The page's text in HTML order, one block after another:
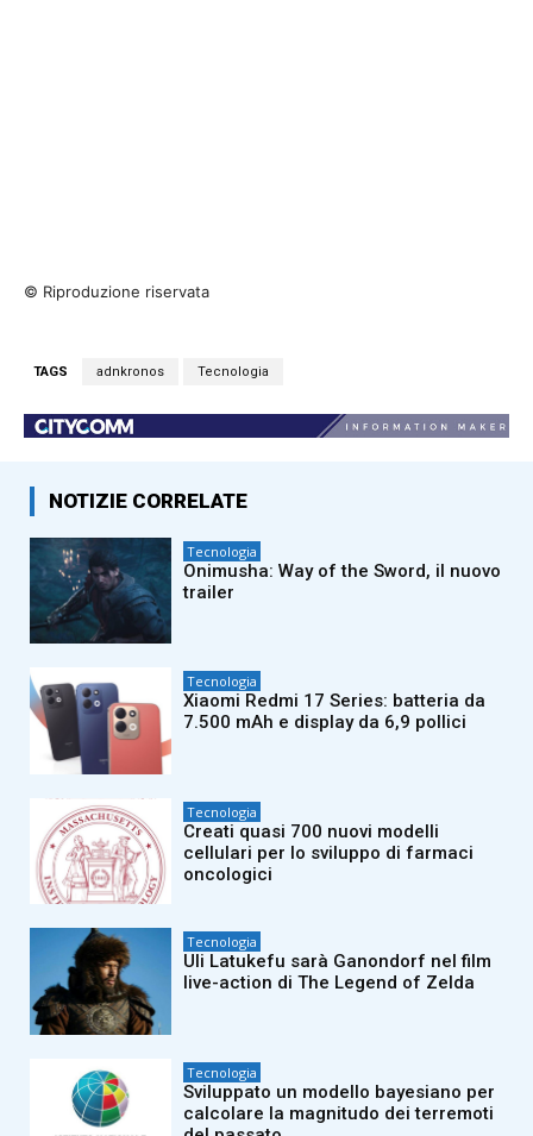
© Riproduzione riservata
TAGS adnkronos Tecnologia
NOTIZIE CORRELATE
Tecnologia
Onimusha: Way of the Sword, il nuovo
trailer
Tecnologia
Xiaomi Redmi 17 Series: batteria da
7.500 mAh e display da 6,9 pollici
Tecnologia
Creati quasi 700 nuovi modelli
cellulari per lo sviluppo di farmaci
oncologici
Tecnologia
Uli Latukefu sarà Ganondorf nel film
live-action di The Legend of Zelda
Tecnologia
Sviluppato un modello bayesiano per
calcolare la magnitudo dei terremoti